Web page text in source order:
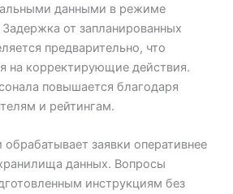
данными в режиме
от запланированных
предварительно, что
на корректирующие действия.
повышается благодаря
и рейтингам.
заявки оперативнее
данных. Вопросы
инструкциям без